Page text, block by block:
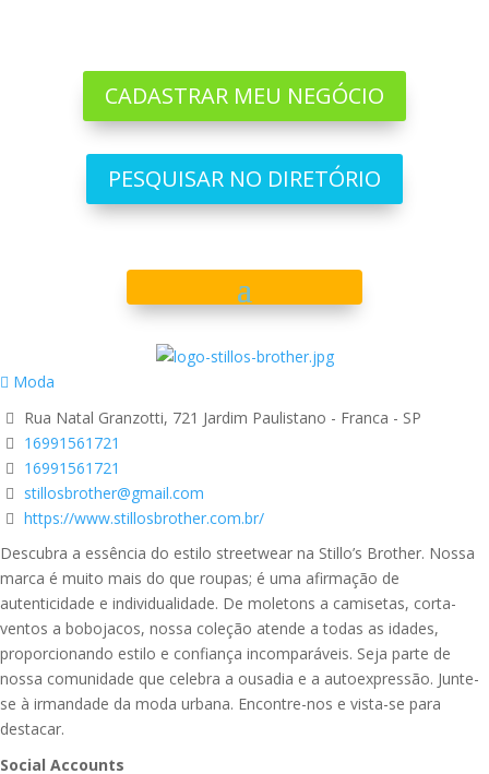
CADASTRAR MEU NEGÓCIO
PESQUISAR NO DIRETÓRIO
Moda
Rua Natal Granzotti, 721 Jardim Paulistano - Franca - SP
16991561721
16991561721
stillosbrother@gmail.com
https://www.stillosbrother.com.br/
Descubra a essência do estilo streetwear na Stillo’s Brother. Nossa
marca é muito mais do que roupas; é uma afirmação de
autenticidade e individualidade. De moletons a camisetas, corta-
ventos a bobojacos, nossa coleção atende a todas as idades,
proporcionando estilo e confiança incomparáveis. Seja parte de
nossa comunidade que celebra a ousadia e a autoexpressão. Junte-
se à irmandade da moda urbana. Encontre-nos e vista-se para
destacar.
Social Accounts